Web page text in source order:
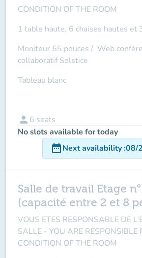
CONDITION OF THE ROOM
1 table haute, 6 chaises hautes et
Moniteur 55 pouces / Web
collaboratif Solstice
Tableau blanc
person 6 seats
No slots available for today
date_rangeNext availability:08/
Salle de travail Etage
(capacité entre 2 et 8
VOUS ETES RESPONSABLE DE
SALLE - YOU ARE RESPONSIBLE
CONDITION OF THE ROOM